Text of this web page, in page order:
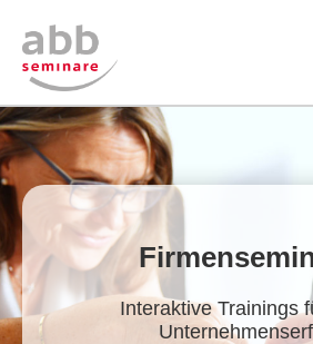
Interaktive Trainings